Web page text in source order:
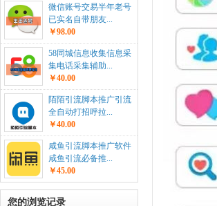
微信账号交易半年老号
已实名自带朋友...
￥98.00
58同城信息收集信息采
集电话采集辅助...
￥40.00
陌陌引流脚本推广引流
全自动打招呼拉...
￥40.00
咸鱼引流脚本推广软件
咸鱼引流必备推...
￥45.00
您的浏览记录